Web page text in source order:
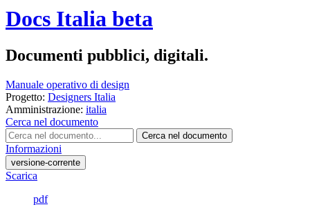
Docs Italia beta
Documenti pubblici, digitali.
Manuale operativo di design
Progetto: Designers Italia
Amministrazione: italia
Cerca nel documento
Cerca nel documento
Informazioni
versione-corrente
Scarica
pdf